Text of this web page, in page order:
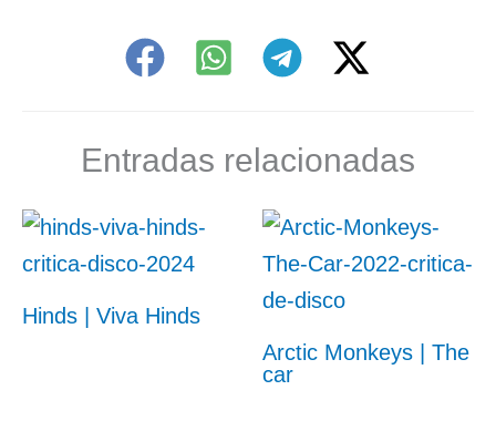
Entradas relacionadas
Hinds | Viva Hinds
Arctic Monkeys | The
car